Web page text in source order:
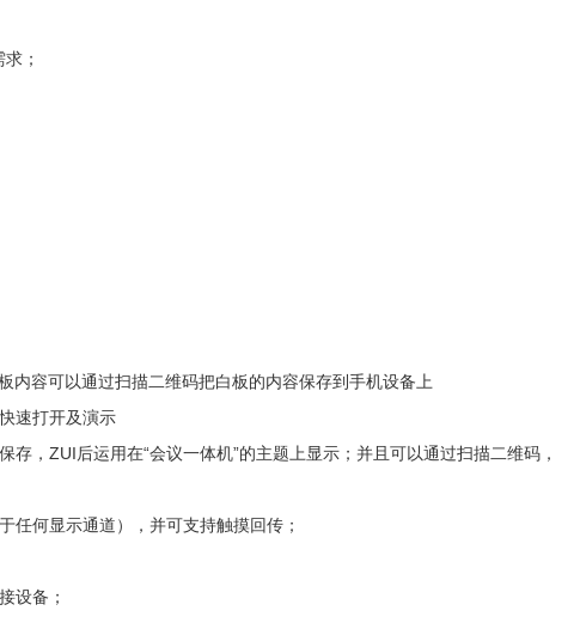
；
容可以通过扫描二维码把白板的内容保存到手机设备上
速打开及演示
，ZUI后运用在“会议一体机”的主题上显示；并且可以通过扫描二维码，
何显示通道），并可支持触摸回传；
设备；